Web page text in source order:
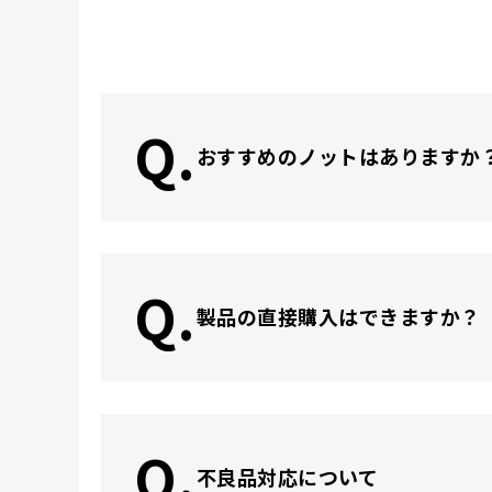
Q. おすすめのノットはありますか
Q.製品の直接購入はできますか？
不良品対応について